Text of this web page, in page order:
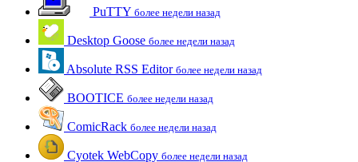
PuTTY более недели назад
Desktop Goose более недели назад
Absolute RSS Editor более недели назад
BOOTICE более недели назад
ComicRack более недели назад
Cyotek WebCopy более недели назад